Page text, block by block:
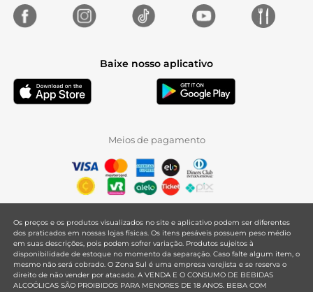
Baixe nosso aplicativo
Meios de pagamento
Os preços e os produtos visualizados no site e aplicativo podem ser diferentes
dos praticados em nossas lojas físicas. Os itens pesáveis possuem peso médio
em suas descrições, pois podem sofrer variação. Produtos sujeitos à
disponibilidade de estoque no momento da separação. Caso falte algum item, o
mesmo não será cobrado. O Zona Sul é uma empresa varejista e se reserva o
direito de não vender por atacado. A VENDA E O CONSUMO DE BEBIDAS
ALCOÓLICAS SÃO PROIBIDOS PARA MENORES DE 18 ANOS. BEBA COM